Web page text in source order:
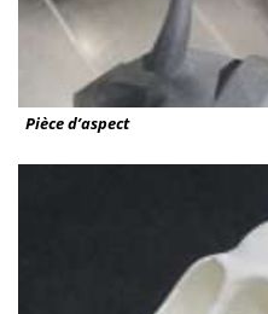
Pièce d’aspect